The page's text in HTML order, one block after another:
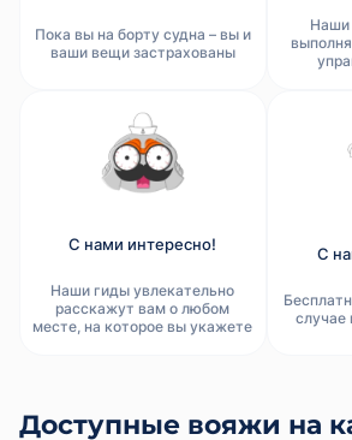
Пока вы на борту судна – вы и
ваши вещи застрахованы
Наши
С нами интересно!
Наши гиды увлекательно
расскажут вам о любом
месте, на которое вы укажете
С
случае
Доступные вояжи на